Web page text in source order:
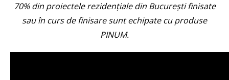
70% din proiectele rezidențiale din București finisate
sau în curs de finisare sunt echipate cu produse
PINUM.